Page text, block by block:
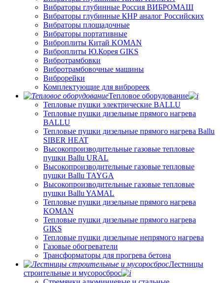
Вибраторы глубинные Россия ВИБРОМАШ
Вибраторы глубинные КНР аналог Российских
Вибраторы площадочные
Вибраторы портативные
Виброплиты Китай KOMAN
Виброплиты Ю.Корея GIKS
Вибротрамбовки
Вибротрамбовочные машины
Виброрейки
Комплектующие для виброреек
Тепловое оборудование
Тепловые пушки электрические BALLU
Тепловые пушки дизельные прямого нагрева
BALLU
Тепловые пушки дизельные прямого нагрева Ballu
SIBER HEAT
Высокопроизводительные газовые тепловые
пушки Ballu URAL
Высокопроизводительные газовые тепловые
пушки Ballu TAYGA
Высокопроизводительные газовые тепловые
пушки Ballu YAMAL
Тепловые пушки дизельные прямого нагрева
KOMAN
Тепловые пушки дизельные прямого нагрева
GIKS
Тепловые пушки дизельные непрямого нагрева
Газовые обогреватели
Трансформаторы для прогрева бетона
Лестницы
строительные и мусоросброс